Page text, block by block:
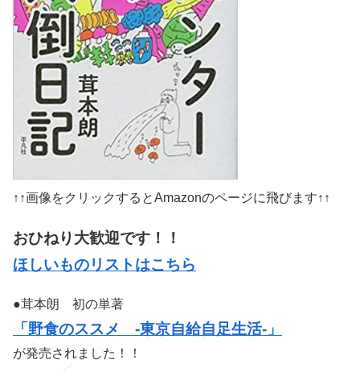
↑↑画像をクリックするとAmazonのページに飛びます↑↑
おひねり大歓迎です！！
ほしいものリストはこちら
●茸本朗 初の単著
「野食のススメ -東京自給自足生活-」
が発売されました！！